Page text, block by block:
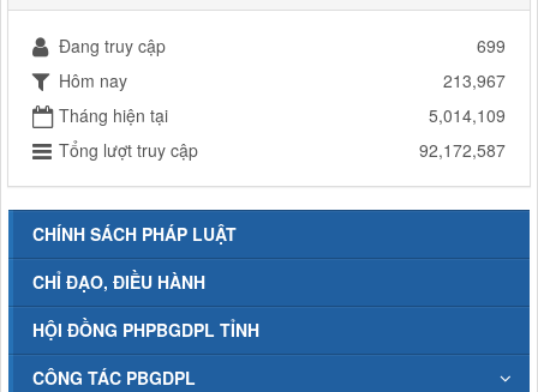
Đang truy cập
699
Hôm nay
213,967
Tháng hiện tại
5,014,109
Tổng lượt truy cập
92,172,587
CHÍNH SÁCH PHÁP LUẬT
CHỈ ĐẠO, ĐIỀU HÀNH
HỘI ĐỒNG PHPBGDPL TỈNH
CÔNG TÁC PBGDPL